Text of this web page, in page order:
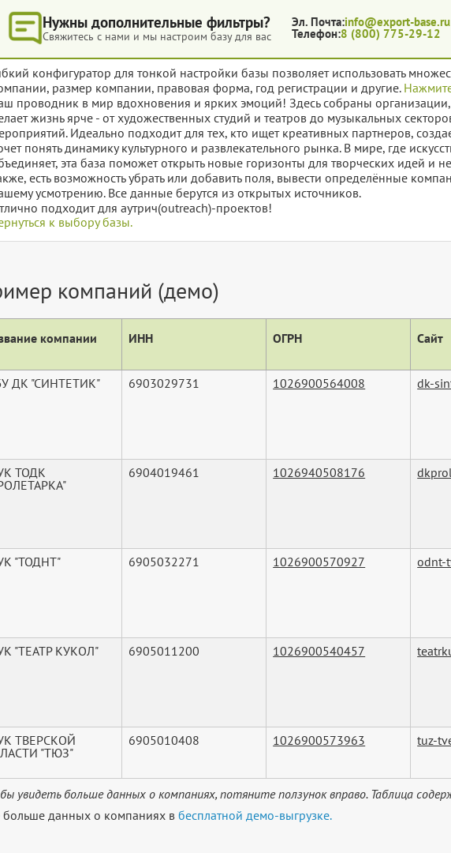
Нужны дополнительные фильтры?
Свяжитесь с нами и мы настроим базу для вас
Эл. Почта:info@export-base.ru
Телефон:8 (800) 775-29-12
конфигуратор для тонкой настройки базы позволяет использовать
размер компании, правовая форма, год регистрации и другие.
проводник в мир вдохновения и ярких эмоций! Здесь собраны
жизнь ярче - от художественных студий и театров до музыкальных
Идеально подходит для тех, кто ищет креативных партнеров,
понять динамику культурного и развлекательного рынка. В мире, где
эта база поможет открыть новые горизонты для творческих идей и
есть возможность убрать или добавить поля, вывести определённые
усмотрению. Все данные берутся из открытых источников.
подходит для аутрич(outreach)-проектов!
к выбору базы.
компаний (демо)
компании ИНН ОГРН Сайт
ДК "СИНТЕТИК" 6903029731 1026900564008 dk-
ТОДК
6904019461 1026940508176
"ТОДНТ" 6905032271 1026900570927 odnt-
"ТЕАТР КУКОЛ" 6905011200 1026900540457
ТВЕРСКОЙ
"ТЮЗ"
6905010408 1026900573963 tuz-
увидеть больше данных о компаниях, потяните ползунок вправо. Таблица
данных о компаниях вбесплатной демо-выгрузке.